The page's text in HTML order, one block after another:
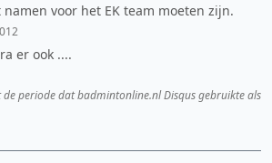
voor het EK team moeten zijn.
er ook ....
de periode dat badmintonline.nl Disqus gebruikte als